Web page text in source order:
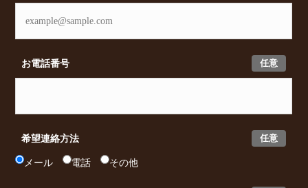
任意
お電話番号
任意
希望連絡方法
メール 電話 その他